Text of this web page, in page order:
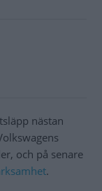
nästan
och på senare
.